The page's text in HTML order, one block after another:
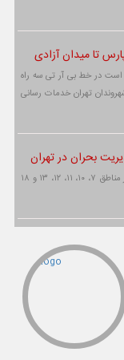
تا میدان آزادی
است در خط بی آر تی سه راه
تهران خدمات رسانی
تهران رسانه | ۶ پایگاه جدید در مناطق ۷، ۱۰، ۱۱، ۱۲، ۱۳ و ۱۸